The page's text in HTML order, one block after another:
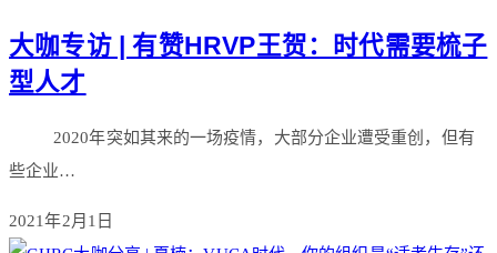
大咖专访 | 有赞HRVP王贺：时代需要梳子
型人才
2020年突如其来的一场疫情，大部分企业遭受重创，但有
些企业…
2021年2月1日